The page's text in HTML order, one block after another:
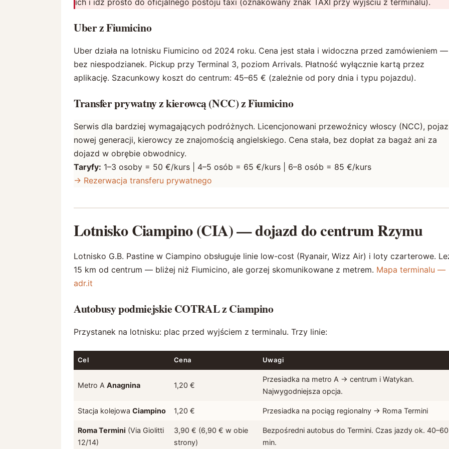
Uber z Fiumicino
Uber działa na lotnisku Fiumicino od 2024 roku. Cena jest stała i widoczna przed zamówieniem —
bez niespodzianek. Pickup przy Terminal 3, poziom Arrivals. Płatność wyłącznie kartą przez
aplikację. Szacunkowy koszt do centrum: 45–65 € (zależnie od pory dnia i typu pojazdu).
Transfer prywatny z kierowcą (NCC) z Fiumicino
Serwis dla bardziej wymagających podróżnych. Licencjonowani przewoźnicy włoscy (NCC),
nowej generacji, kierowcy ze znajomością angielskiego. Cena stała, bez dopłat za bagaż ani za
dojazd w obrębie obwodnicy.
Taryfy: 1–3 osoby = 50 €/kurs | 4–5 osób = 65 €/kurs | 6–8 osób = 85 €/kurs
→ Rezerwacja transferu prywatnego
Lotnisko Ciampino (CIA) — dojazd do centrum Rzymu
Lotnisko G.B. Pastine w Ciampino obsługuje linie low-cost (Ryanair, Wizz Air) i loty czarterowe.
15 km od centrum — bliżej niż Fiumicino, ale gorzej skomunikowane z metrem. Mapa terminalu —
adr.it
Autobusy podmiejskie COTRAL z Ciampino
Przystanek na lotnisku: plac przed wyjściem z terminalu. Trzy linie:
Cel Cena Uwagi
Metro AAnagnina 1,20 €
Przesiadka na metro A → centrum i Watykan.
Najwygodniejsza opcja.
Stacja kolejowaCiampino 1,20 € Przesiadka na pociąg regionalny → Roma Termini
Roma Termini (Via Giolitti
12/14)
3,90 € (6,90 € w obie
strony)
Bezpośredni autobus do Termini. Czas jazdy ok. 40–60
min.